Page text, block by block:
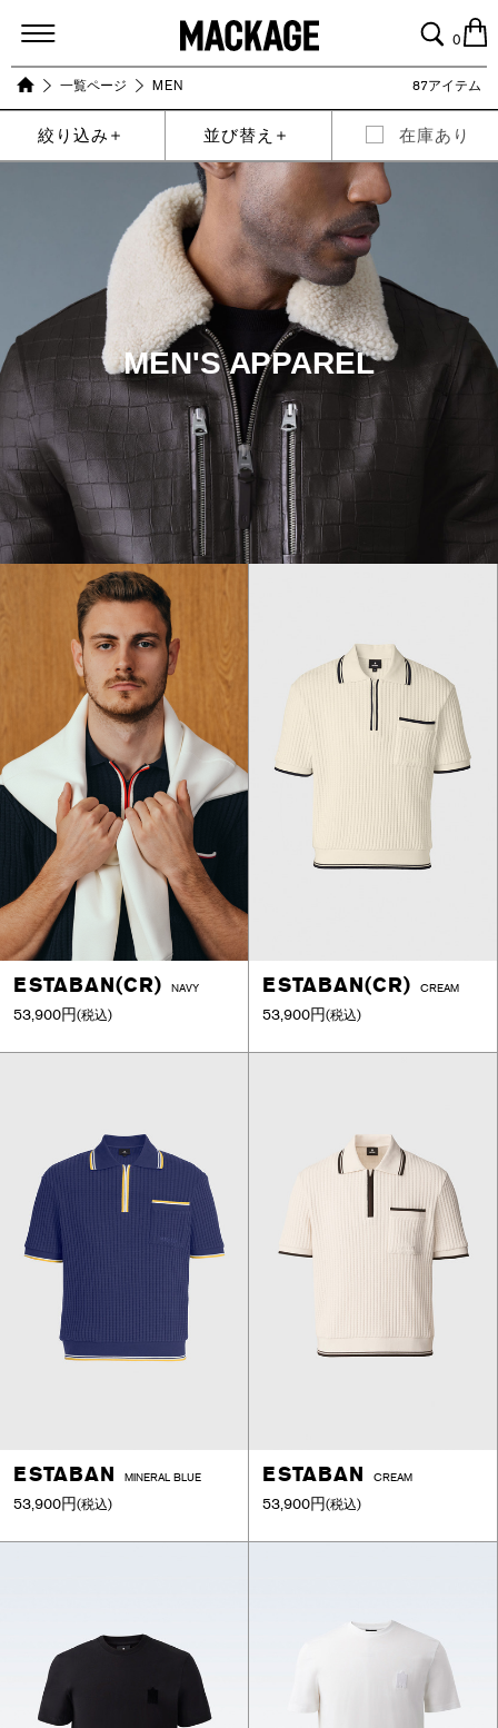
MACKAGE
0
一覧ページ MEN 87アイテム
絞り込み 並び替え 在庫あり
MEN'S APPAREL
ESTABAN(CR) NAVY
53,900円(税込)
ESTABAN(CR) CREAM
53,900円(税込)
ESTABAN MINERAL BLUE
53,900円(税込)
ESTABAN CREAM
53,900円(税込)